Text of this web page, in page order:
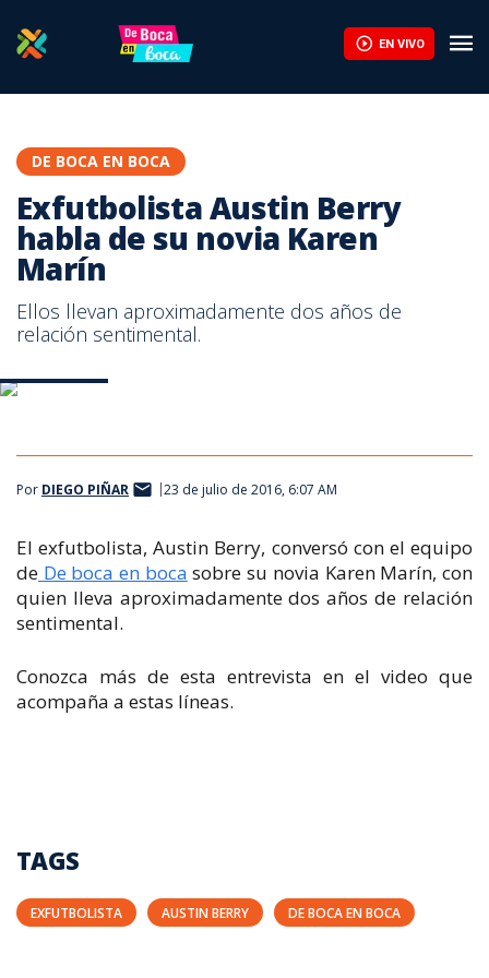
EN VIVO
DE BOCA EN BOCA
Exfutbolista Austin Berry
habla de su novia Karen
Marín
Ellos llevan aproximadamente dos años de
relación sentimental.
Por DIEGO PIÑAR 23 de julio de 2016, 6:07 AM
El exfutbolista, Austin Berry, conversó con el equipo
de De boca en boca sobre su novia Karen Marín, con
quien lleva aproximadamente dos años de relación
sentimental.
Conozca más de esta entrevista en el video que
acompaña a estas líneas.
TAGS
EXFUTBOLISTA AUSTIN BERRY DE BOCA EN BOCA